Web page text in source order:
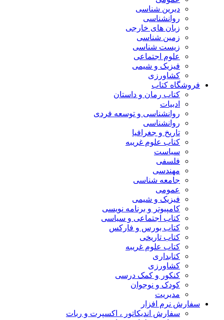
دیرین شناسی
روانشناسی
زبان های خارجی
زمین شناسی
زیست شناسی
علوم اجتماعی
فیزیک و شیمی
کشاورزی
فروشگاه کتاب
کتاب رمان و داستان
ادبیات
روانشناسی و توسعه فردی
روانشناسی
تاریخ و جغرافیا
کتاب علوم غریبه
سیاست
فلسفی
مهندسی
جامعه شناسی
عمومی
فیزیک و شیمی
کامپیوتر و برنامه نویسی
کتاب اجتماعی و سیاسی
کتاب بورس و فارکس
کتاب تاریخی
کتاب علوم غریبه
کتابداری
کشاورزی
کنکور و کمک‌ درسی
کودک و نوجوان
مدیریت
سفارش نرم افزار
سفارش اندیکاتور ، اکسپرت و ربات